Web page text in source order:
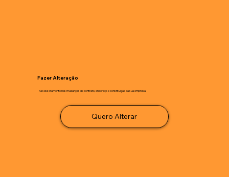
Fazer Alteração
Assessoramento nas mudanças de contrato, endereço e constituição da sua empresa.
Quero Alterar